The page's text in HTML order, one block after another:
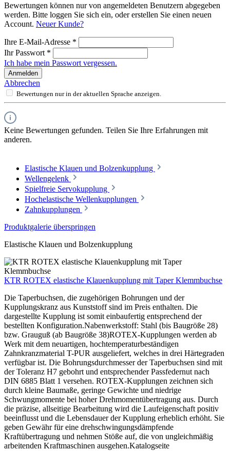
Bewertungen können nur von angemeldeten Benutzern abgegeben
werden. Bitte loggen Sie sich ein, oder erstellen Sie einen neuen
Account. Neuer Kunde?
Ihre E-Mail-Adresse *
Ihr Passwort *
Ich habe mein Passwort vergessen.
Anmelden
Abbrechen
Bewertungen nur in der aktuellen Sprache anzeigen.
Keine Bewertungen gefunden. Teilen Sie Ihre Erfahrungen mit
anderen.
Elastische Klauen und Bolzenkupplung
Wellengelenk
Spielfreie Servokupplung
Hochelastische Wellenkupplungen
Zahnkupplungen
Produktgalerie überspringen
Elastische Klauen und Bolzenkupplung
KTR ROTEX elastische Klauenkupplung mit Taper Klemmbuchse
Die Taperbuchsen, die zugehörigen Bohrungen und der
Kupplungskranz aus Kunststoff sind im Preis enthalten. Die
dargestellte Kupplung ist somit einbaufertig entsprechend der
bestellten Konfiguration.Nabenwerkstoff: Stahl (bis Baugröße 28)
bzw. Grauguß (ab Baugröße 38)ROTEX-Kupplungen werden ab
Werk mit dem neuartigen, hochtemperaturbeständigen
Zahnkranzmaterial T-PUR ausgeliefert, welches in drei Härtegraden
verfügbar ist. Die Bohrungsdurchmesser der Taperbuchsen sind mit
der Toleranz H7 gebohrt und entsprechender Passfedernut nach
DIN 6885 Blatt 1 versehen. ROTEX-Kupplungen zeichnen sich
durch kleine Baumaße, geringe Gewichte und niedrige
Schwungmomente bei hoher Drehmomentübertragung aus. Durch
die präzise, allseitige Bearbeitung wird die Laufeigenschaft positiv
beeinflusst und die Lebensdauer der Kupplung erheblich erhöht. Sie
geben Gewähr für eine drehschwingungsdämpfende
Kraftübertragung und nehmen Stöße auf, die von ungleichmäßig
arbeitenden Kraftmaschinen ausgehen.Katalogseite